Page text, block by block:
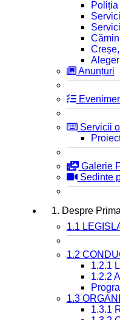
Anunțuri
Servicii
Galerie
Sedinte
1. Despre
1.1
1.2
1.2.1
1.2.2
1.3
1.3.1